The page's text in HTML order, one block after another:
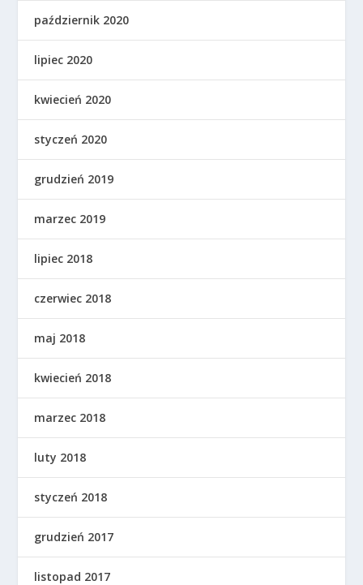
październik 2020
lipiec 2020
kwiecień 2020
styczeń 2020
grudzień 2019
marzec 2019
lipiec 2018
czerwiec 2018
maj 2018
kwiecień 2018
marzec 2018
luty 2018
styczeń 2018
grudzień 2017
listopad 2017